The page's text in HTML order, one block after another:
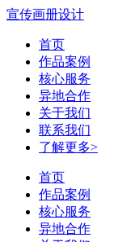
宣传画册设计
首页
作品案例
核心服务
异地合作
关于我们
联系我们
了解更多>
首页
作品案例
核心服务
异地合作